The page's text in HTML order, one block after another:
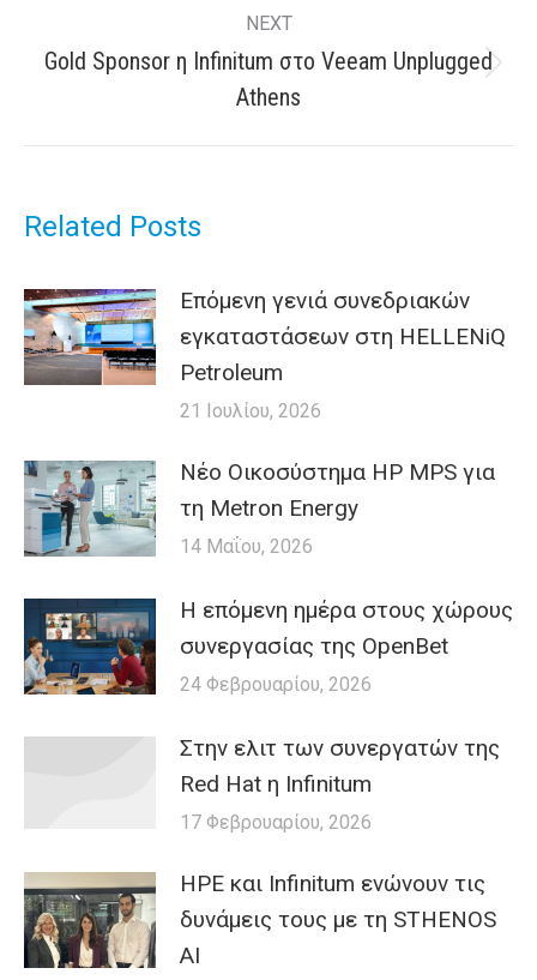
NEXT
Next
post:
Gold Sponsor η Infinitum στο Veeam Unplugged
Athens
Related Posts
Επόμενη γενιά συνεδριακών
εγκαταστάσεων στη HELLENiQ
Petroleum
21 Ιουλίου, 2026
Nέο Οικοσύστημα HP MPS για
τη Metron Energy
14 Μαΐου, 2026
H επόμενη ημέρα στους χώρους
συνεργασίας της OpenBet
24 Φεβρουαρίου, 2026
Στην ελιτ των συνεργατών της
Red Hat η Infinitum
17 Φεβρουαρίου, 2026
HPE και Infinitum ενώνουν τις
δυνάμεις τους με τη STHENOS
AI